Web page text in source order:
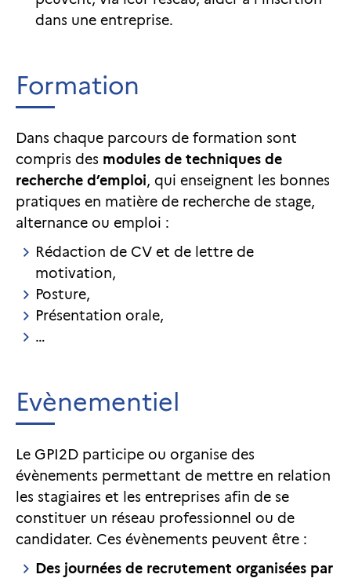
dans une entreprise.
Formation
Dans chaque parcours de formation sont
compris des modules de techniques de
recherche d’emploi, qui enseignent les bonnes
pratiques en matière de recherche de stage,
alternance ou emploi :
Rédaction de CV et de lettre de
motivation,
Posture,
Présentation orale,
…
Evènementiel
Le GPI2D participe ou organise des
évènements permettant de mettre en relation
les stagiaires et les entreprises afin de se
constituer un réseau professionnel ou de
candidater. Ces évènements peuvent être :
Des journées de recrutement organisées par